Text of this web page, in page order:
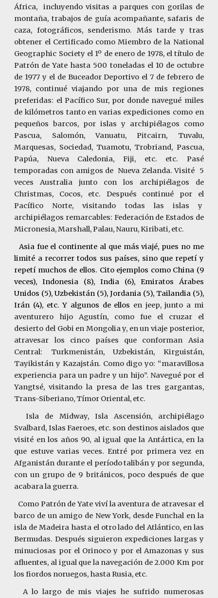
África, incluyendo visitas a parques con gorilas de
montaña, trabajos de guía acompañante, safaris de
caza, fotográficos, senderismo. Más tarde y tras
obtener el Certificado como Miembro de la National
Geographic Society el 1º de enero de 1978, el título de
Patrón de Yate hasta 500 toneladas el 10 de octubre
de 1977 y el de Buceador Deportivo el 7 de febrero de
1978, continué viajando por una de mis regiones
preferidas: el Pacífico Sur, por donde navegué miles
de kilómetros tanto en varias expediciones como en
pequeños barcos, por islas y archipiélagos como
Pascua, Salomón, Vanuatu, Pitcairn, Tuvalu,
Marquesas, Sociedad, Tuamotu, Trobriand, Pascua,
Papúa, Nueva Caledonia, Fiji, etc. etc. Pasé
temporadas con amigos de Nueva Zelanda. Visité 5
veces Australia junto con los archipiélagos de
Christmas, Cocos, etc. Después continué por el
Pacífico Norte, visitando todas las islas y
archipiélagos remarcables: Federación de Estados de
Micronesia, Marshall, Palau, Nauru, Kiribati, etc.
Asia fue el continente al que más viajé, pues no me
limité a recorrer todos sus países, sino que repetí y
repetí muchos de ellos. Cito ejemplos como China (9
veces), Indonesia (8), India (6), Emiratos Árabes
Unidos (5), Uzbekistán (5), Jordania (5), Tailandia (5),
Irán (4), etc. Y algunos de ellos en jeep, junto a mi
aventurero hijo Agustín, como fue el cruzar el
desierto del Gobi en Mongolia y, en un viaje posterior,
atravesar los cinco países que conforman Asia
Central: Turkmenistán, Uzbekistán, Kirguistán,
Tayikistán y Kazajstán. Como digo yo: “maravillosa
experiencia para un padre y un hijo”. Navegué por el
Yangtsé, visitando la presa de las tres gargantas,
Trans-Siberiano, Tímor Oriental, etc.
Isla de Midway, Isla Ascensión, archipiélago
Svalbard, Islas Faeroes, etc. son destinos aislados que
visité en los años 90, al igual que la Antártica, en la
que estuve varias veces. Entré por primera vez en
Afganistán durante el período talibán y por segunda,
con un grupo de 9 británicos, poco después de que
acabara la guerra.
Como Patrón de Yate viví la aventura de atravesar el
barco de un amigo de New York, desde Funchal en la
isla de Madeira hasta el otro lado del Atlántico, en las
Bermudas. Después siguieron expediciones largas y
minuciosas por el Orinoco y por el Amazonas y sus
afluentes, al igual que la navegación de 2.000 Km por
los fiordos noruegos, hasta Rusia, etc.
A lo largo de mis viajes he sufrido numerosas